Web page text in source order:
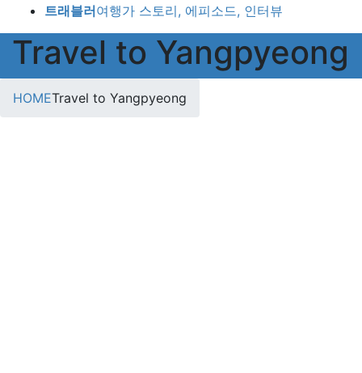
트래블러여행가 스토리, 에피소드, 인터뷰
Travel to Yangpyeong
HOMETravel to Yangpyeong